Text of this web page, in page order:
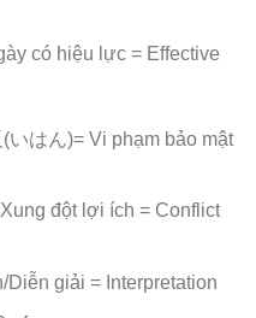
có hiệu lực = Effective
いはん)= Vi phạm bảo mật
đột lợi ích = Conflict
Diễn giải = Interpretation